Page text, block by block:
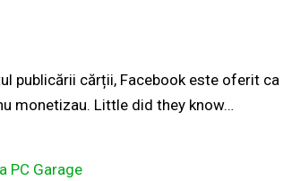
publicării cărții, Facebook este oferit ca
monetizau. Little did they know…
PC Garage